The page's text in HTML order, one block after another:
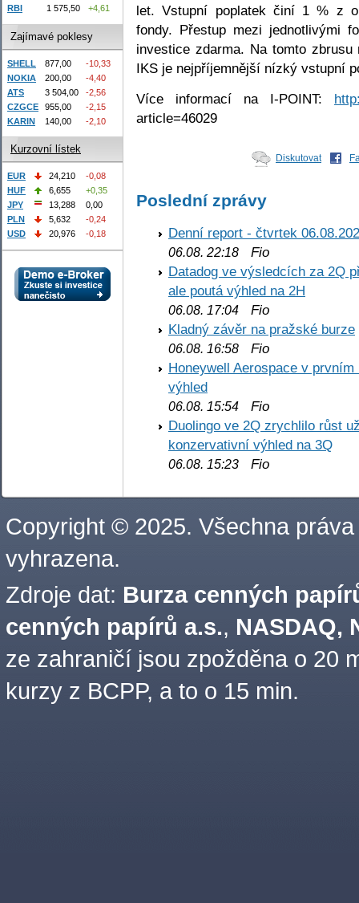
let. Vstupní poplatek činí 1 % z
fondy. Přestup mezi jednotlivými
investice zdarma. Na tomto
IKS je nejpříjemnější nízký vstupní
Více informací na I-POINT:
article=46029
Diskutovat
Poslední zprávy
Denní report - čtvrtek
06.08. 22:18 Fio
Datadog ve výsledcích za 2Q
ale poutá výhled na 2H
06.08. 17:04 Fio
Kladný závěr na pražské burze
06.08. 16:58 Fio
Honeywell Aerospace v
výhled
06.08. 15:54 Fio
Duolingo ve 2Q zrychlilo růst
konzervativní výhled na 3Q
06.08. 15:23 Fio
RBI
1 575,50 +4,61
Zajímavé poklesy
SHELL 877,00
-10,33
NOKIA
200,00
-4,40
ATS
3 504,00
-2,56
CZGCE
955,00
-2,15
KARIN
140,00 -2,10
Kurzovní lístek
EUR 24,210
-0,08
HUF
6,655
+0,35
JPY
13,288
0,00
PLN
5,632
-0,24
USD
20,976 -0,18
Copyright © 2025. Všechna práva
vyhrazena.
Zdroje dat: Burza cenných
cenných papírů a.s., NASDAQ,
ze zahraničí jsou zpožděna o 20
kurzy z BCPP, a to o 15 min.